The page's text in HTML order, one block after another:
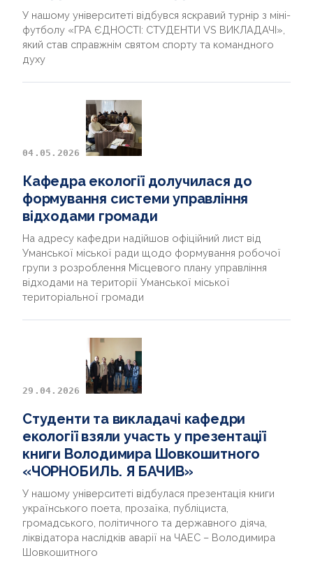
У нашому університеті відбувся яскравий турнір з міні-
футболу «ГРА ЄДНОСТІ: СТУДЕНТИ VS ВИКЛАДАЧІ»,
який став справжнім святом спорту та командного
духу
04.05.2026
Кафедра екології долучилася до
формування системи управління
відходами громади
На адресу кафедри надійшов офіційний лист від
Уманської міської ради щодо формування робочої
групи з розроблення Місцевого плану управління
відходами на території Уманської міської
територіальної громади
29.04.2026
Студенти та викладачі кафедри
екології взяли участь у презентації
книги Володимира Шовкошитного
«ЧОРНОБИЛЬ. Я БАЧИВ»
У нашому університеті відбулася презентація книги
українського поета, прозаїка, публіциста,
громадського, політичного та державного діяча,
ліквідатора наслідків аварії на ЧАЕС – Володимира
Шовкошитного